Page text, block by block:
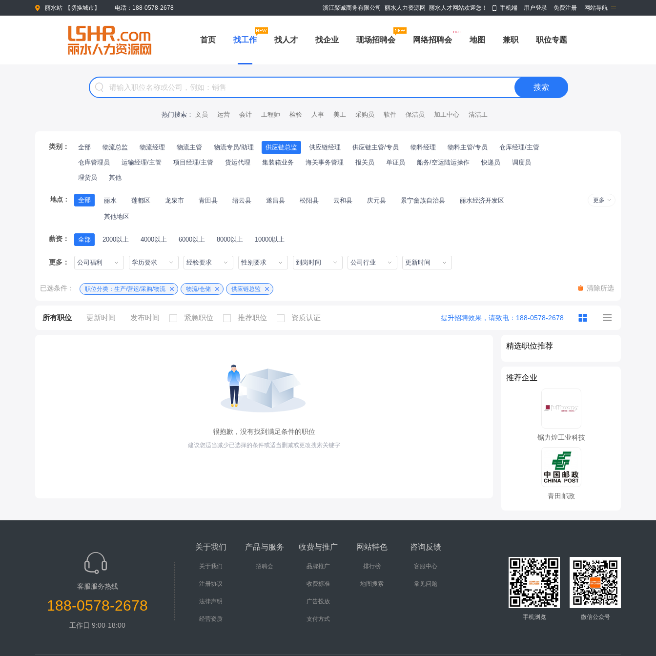
丽水站 【切换城市】 电话：188-0578-2678 网站导航
浙江聚诚商务有限公司_丽水人力资源网_丽水人才网站欢迎您！ 手机端 用户登录 免费注册
首页 找工作 找人才 找企业 现场招聘会 网络招聘会 地图 兼职 职位专题
热门搜索： 文员 运营 会计 工程师 检验 人事 美工 采购员 软件 保洁员 加工中心 清洁工
类别： 全部 物流总监 物流经理 物流主管 物流专员/助理 供应链总监 供应链经理 供应链主管/专员 物料经理 物料主管/专员 仓库经理/主管
仓库管理员 运输经理/主管 项目经理/主管 货运代理 集装箱业务 海关事务管理 报关员 单证员 船务/空运陆运操作 快递员 调度员
理货员 其他
地点： 全部 丽水 莲都区 龙泉市 青田县 缙云县 遂昌县 松阳县 云和县 庆元县 景宁畲族自治县 丽水经济开发区
其他地区
更多
薪资： 全部 2000以上 4000以上 6000以上 8000以上 10000以上
更多： 公司福利 学历要求 经验要求 性别要求 到岗时间 公司行业 更新时间
清除所选
已选条件： 职位分类：生产/营运/采购/物流 物流/仓储 供应链总监
所有职位 更新时间 发布时间 紧急职位 推荐职位 资质认证 提升招聘效果，请致电：188-0578-2678
很抱歉，没有找到满足条件的职位
建议您适当减少已选择的条件或适当删减或更改搜索关键字
精选职位推荐
推荐企业
锯力煌工业科技
青田邮政
客服服务热线
188-0578-2678
工作日 9:00-18:00
关于我们
关于我们
注册协议
法律声明
经营资质
产品与服务
招聘会
收费与推广
品牌推广
收费标准
广告投放
支付方式
网站特色
排行榜
地图搜索
咨询反馈
客服中心
常见问题
微信公众号
手机浏览